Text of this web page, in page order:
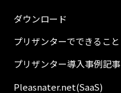
ダウンロード
プリザンターでできること
プリザンター導入事例記事
Pleasnater.net(SaaS)